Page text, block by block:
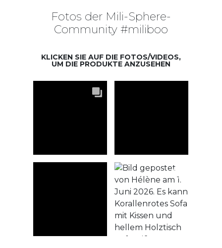
Fotos der Mili-Sphere-
Community #miliboo
KLICKEN SIE AUF DIE FOTOS/VIDEOS,
UM DIE PRODUKTE ANZUSEHEN